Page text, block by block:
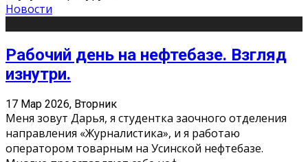
Новости
Рабочий день на нефтебазе. Взгляд
изнутри.
17 Мар 2026, Вторник
Меня зовут Дарья, я студентка заочного отделения
направления «Журналистика», и я работаю
оператором товарным на Усинской нефтебазе.